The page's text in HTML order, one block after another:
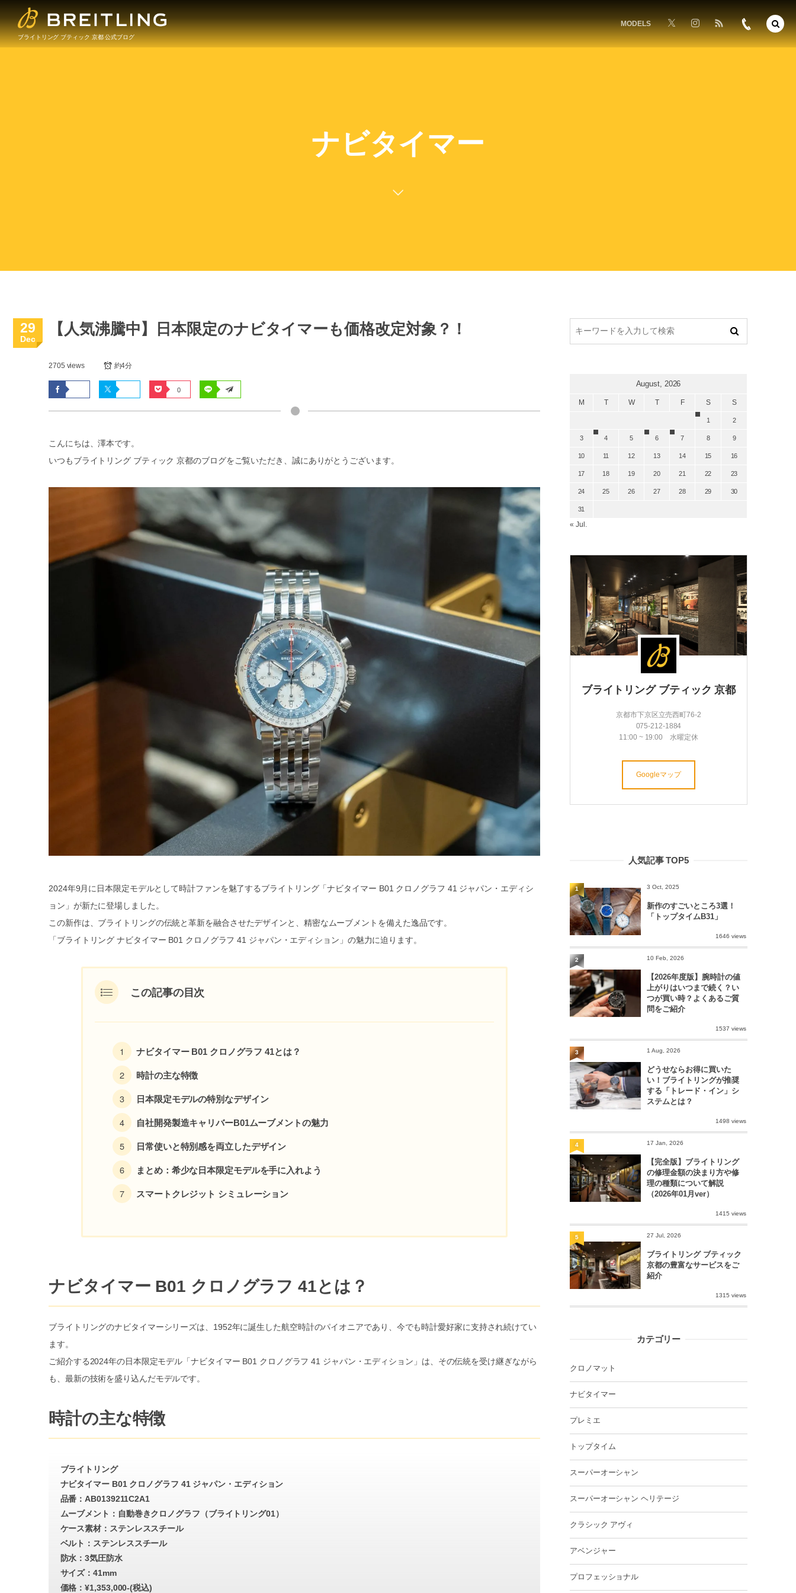
ブライトリング ブティック 京都 公式ブログ
MODELS
ナビタイマー
29
Dec
【人気沸騰中】日本限定のナビタイマーも価格改定対象？！
2705 views 約4分
0
こんにちは、澤本です。
いつもブライトリング ブティック 京都のブログをご覧いただき、誠にありがとうございます。
2024年9月に日本限定モデルとして時計ファンを魅了するブライトリング「ナビタイマー B01 クロノグラフ 41 ジャパン・エディシ
ョン」が新たに登場しました。
この新作は、ブライトリングの伝統と革新を融合させたデザインと、精密なムーブメントを備えた逸品です。
「ブライトリング ナビタイマー B01 クロノグラフ 41 ジャパン・エディション」の魅力に迫ります。
この記事の目次
ナビタイマー B01 クロノグラフ 41とは？
時計の主な特徴
日本限定モデルの特別なデザイン
自社開発製造キャリバーB01ムーブメントの魅力
日常使いと特別感を両立したデザイン
まとめ：希少な日本限定モデルを手に入れよう
スマートクレジット シミュレーション
ナビタイマー B01 クロノグラフ 41とは？
ブライトリングのナビタイマーシリーズは、1952年に誕生した航空時計のパイオニアであり、今でも時計愛好家に支持され続けてい
ます。
ご紹介する2024年の日本限定モデル「ナビタイマー B01 クロノグラフ 41 ジャパン・エディション」は、その伝統を受け継ぎながら
も、最新の技術を盛り込んだモデルです。
時計の主な特徴
ブライトリング
ナビタイマー B01 クロノグラフ 41 ジャパン・エディション
品番：AB0139211C2A1
ムーブメント：自動巻きクロノグラフ（ブライトリング01）
ケース素材：ステンレススチール
ベルト：ステンレススチール
防水：3気圧防水
サイズ：41mm
価格：¥1,353,000-(税込)
August, 2026
M T W T F S S
1 2
3 4 5 6 7 8 9
10 11 12 13 14 15 16
17 18 19 20 21 22 23
24 25 26 27 28 29 30
31
« Jul.
ブライトリング ブティック 京都
京都市下京区立売西町76-2
075-212-1884
11:00 ~ 19:00 水曜定休
Googleマップ
人気記事 TOP5
3 Oct, 2025
新作のすごいところ3選！
「トップタイムB31」
1646 views
1
10 Feb, 2026
【2026年度版】腕時計の値
上がりはいつまで続く？い
つが買い時？よくあるご質
問をご紹介
1537 views
2
1 Aug, 2026
どうせならお得に買いた
い！ブライトリングが推奨
する「トレード・イン」シ
ステムとは？
1498 views
3
17 Jan, 2026
【完全版】ブライトリング
の修理金額の決まり方や修
理の種類について解説
（2026年01月ver）
1415 views
4
27 Jul, 2026
ブライトリング ブティック
京都の豊富なサービスをご
紹介
1315 views
5
カテゴリー
クロノマット
ナビタイマー
プレミエ
トップタイム
スーパーオーシャン
スーパーオーシャン ヘリテージ
クラシック アヴィ
アベンジャー
プロフェッショナル